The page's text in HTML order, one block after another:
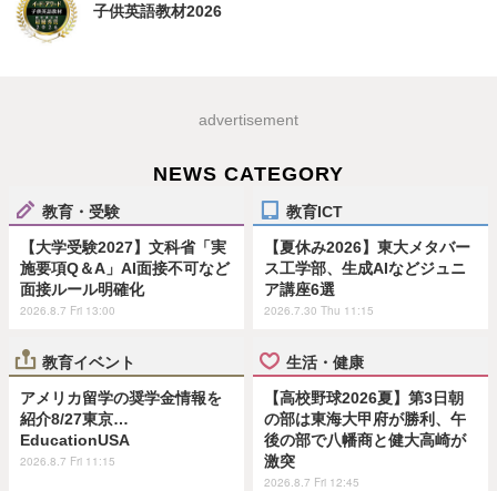
子供英語教材2026
advertisement
NEWS CATEGORY
教育・受験
【大学受験2027】文科省「実
施要項Q＆A」AI面接不可など
面接ルール明確化
2026.8.7 Fri 13:00
教育ICT
【夏休み2026】東大メタバー
ス工学部、生成AIなどジュニ
ア講座6選
2026.7.30 Thu 11:15
教育イベント
アメリカ留学の奨学金情報を
紹介8/27東京…
EducationUSA
2026.8.7 Fri 11:15
生活・健康
【高校野球2026夏】第3日朝
の部は東海大甲府が勝利、午
後の部で八幡商と健大高崎が
激突
2026.8.7 Fri 12:45